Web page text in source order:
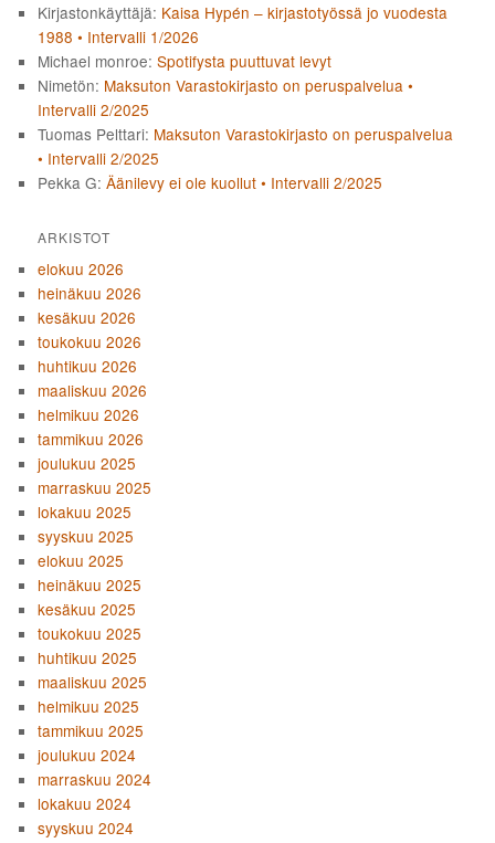
Kirjastonkäyttäjä: Kaisa Hypén – kirjastotyössä jo vuodesta
1988 • Intervalli 1/2026
Michael monroe:Spotifysta puuttuvat levyt
Nimetön: Maksuton Varastokirjasto on peruspalvelua •
Intervalli 2/2025
Tuomas Pelttari: Maksuton Varastokirjasto on peruspalvelua
• Intervalli 2/2025
Pekka G:Äänilevy ei ole kuollut • Intervalli 2/2025
ARKISTOT
elokuu 2026
heinäkuu 2026
kesäkuu 2026
toukokuu 2026
huhtikuu 2026
maaliskuu 2026
helmikuu 2026
tammikuu 2026
joulukuu 2025
marraskuu 2025
lokakuu 2025
syyskuu 2025
elokuu 2025
heinäkuu 2025
kesäkuu 2025
toukokuu 2025
huhtikuu 2025
maaliskuu 2025
helmikuu 2025
tammikuu 2025
joulukuu 2024
marraskuu 2024
lokakuu 2024
syyskuu 2024